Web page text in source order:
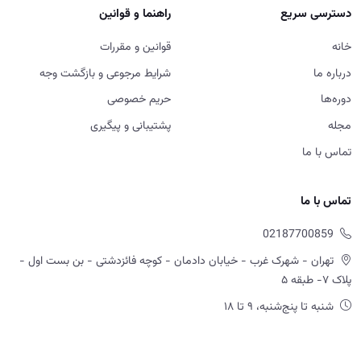
دسترسی سریع
خانه
درباره ما
دوره‌ها
مجله
تماس با ما
راهنما و قوانین
قوانین و مقررات
شرایط مرجوعی و بازگشت وجه
حریم خصوصی
پشتیبانی و پیگیری
تماس با ما
02187700859
تهران - شهرک غرب - خیابان دادمان - کوچه فائزدشتی - بن بست اول -
پلاک ۷- طبقه ۵
شنبه تا پنج‌شنبه، ۹ تا ۱۸